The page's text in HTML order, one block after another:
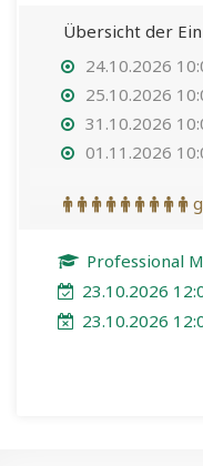
Übersicht der
24.10.2026
25.10.2026
31.10.2026
01.11.2026
Professional
23.10.2026
23.10.2026